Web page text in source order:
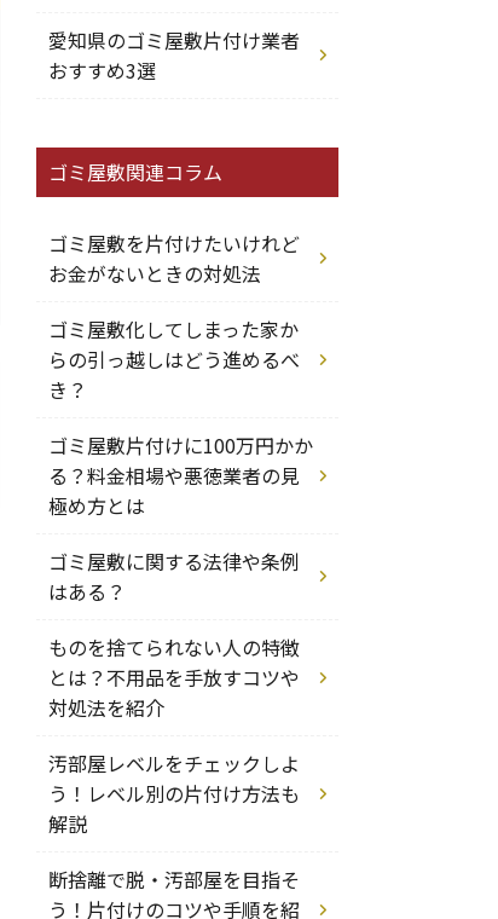
愛知県のゴミ屋敷片付け業者
おすすめ3選
ゴミ屋敷関連コラム
ゴミ屋敷を片付けたいけれど
お金がないときの対処法
ゴミ屋敷化してしまった家か
らの引っ越しはどう進めるべ
き？
ゴミ屋敷片付けに100万円かか
る？料金相場や悪徳業者の見
極め方とは
ゴミ屋敷に関する法律や条例
はある？
ものを捨てられない人の特徴
とは？不用品を手放すコツや
対処法を紹介
汚部屋レベルをチェックしよ
う！レベル別の片付け方法も
解説
断捨離で脱・汚部屋を目指そ
う！片付けのコツや手順を紹